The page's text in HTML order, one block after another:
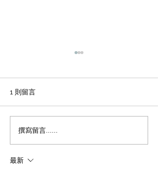
office裝修輕磚的主要功能
1、重量輕：絕對乾容重500-
土的1/4，粘土磚的1/3，空心
磚的1/2。它類似於木頭，可
的綜合成本。 2、耐火性：耐
1 則留言
撰寫留言......
最新